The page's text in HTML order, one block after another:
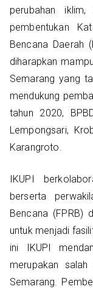
perubahan
pembentukan
Bencana Daerah
diharapkan
Semarang yang
mendukung
tahun 2020,
Lempongsari,
Karangroto.
IKUPI
berserta
Bencana (FPRB)
untuk menjadi
ini IKUPI
merupakan
Semarang.